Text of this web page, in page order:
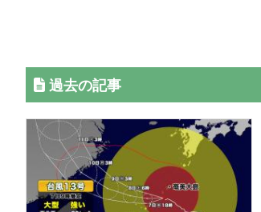
過去の記事